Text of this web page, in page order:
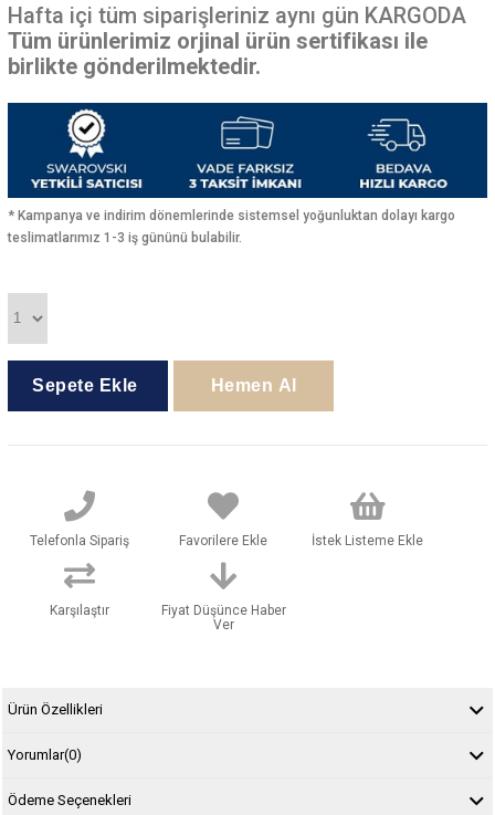
Hafta içi tüm siparişleriniz aynı gün KARGODA
Tüm ürünlerimiz orjinal ürün sertifikası ile
birlikte gönderilmektedir.
* Kampanya ve indirim dönemlerinde sistemsel yoğunluktan dolayı kargo
teslimatlarımız 1-3 iş gününü bulabilir.
Telefonla Sipariş Favorilere Ekle İstek Listeme Ekle
Karşılaştır
Fiyat Düşünce Haber
Ver
Ürün Özellikleri
Yorumlar(0)
Ödeme Seçenekleri